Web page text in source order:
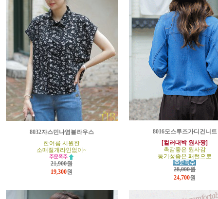
8032쟈스민나염블라우스
한여름 시원한
소매절개라인없이~
21,900원
19,300원
8016모스루즈가디건니트
[컬러대박 원사짱]
촉감좋은 원사감
통기성좋은 패턴으로
28,000원
24,700원